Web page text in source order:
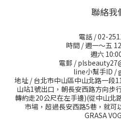
聯絡我
電話 / 02-
時間 / 週一～五
週六
電郵 /
line小幫手ID /
地址 / 台北市中山區中山北路一段
山站1號出口，朝長安西路方向步
轉約走20公尺在左手邊)(從中山北
市場，超過長安西路5巷，就可
GRASA